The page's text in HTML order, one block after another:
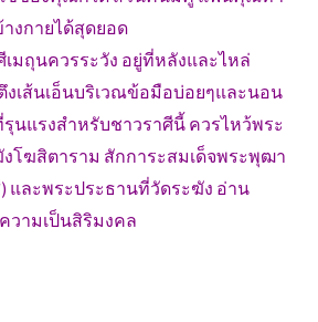
งกายได้สุดยอด
มถุนควรระวัง อยู่ที่หลังและไหล่
งเส้นเอ็นบริเวณข้อมือบ่อยๆและนอน
นแรงสำหรับชาวราศีนี้ ควรไหว้พระ
โฆสิตาราม สักการะสมเด็จพระพุฒา
และพระประธานที่วัดระฆัง อ่าน
วามเป็นสิริมงคล